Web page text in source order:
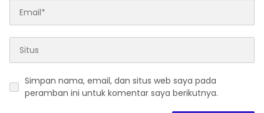
Simpan nama, email, dan situs web saya pada
peramban ini untuk komentar saya berikutnya.